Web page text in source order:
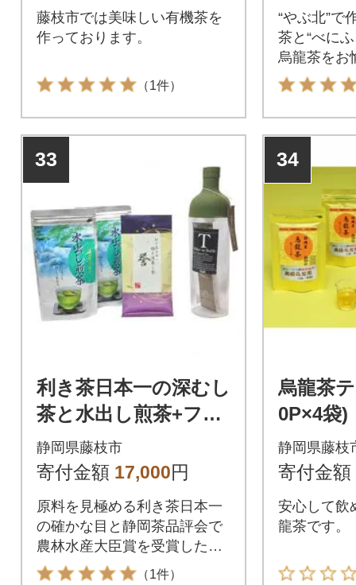
藤枝市では美味しい有機茶を
作っております。
（1件）
“やぶ北”で
茶と“べに
烏龍茶をお
33
利き茶日本一の深むし
茶と水出し煎茶+フィ
ルターボトルの詰合
せ
静岡県藤枝市
寄付金額 17,000円
原料を見極める利き茶日本一
の確かな目と静岡茶品評会で
農林水産大臣賞を受賞した茶
匠の技で仕上げました。
（1件）
34
烏龍茶
0P×4袋)
静岡県藤枝
寄付金額
安心して飲
龍茶です。